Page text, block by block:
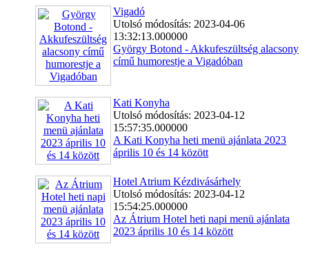
Vigadó
Utolsó módosítás: 2023-04-06
13:32:13.000000
György Botond - Akkufeszültség alacsony
című humorestje a Vigadóban
Kati Konyha
Utolsó módosítás: 2023-04-12
15:57:35.000000
A Kati Konyha heti menü ajánlata 2023
április 10 és 14 között
Hotel Atrium Kézdivásárhely
Utolsó módosítás: 2023-04-12
15:54:25.000000
Az Átrium Hotel heti napi menü ajánlata
2023 április 10 és 14 között